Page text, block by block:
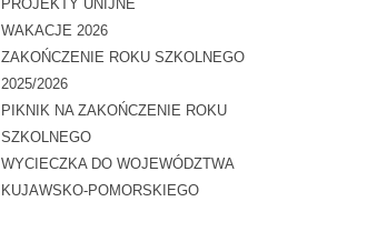
PROJEKTY UNIJNE
WAKACJE 2026
ZAKOŃCZENIE ROKU SZKOLNEGO
2025/2026
PIKNIK NA ZAKOŃCZENIE ROKU
SZKOLNEGO
WYCIECZKA DO WOJEWÓDZTWA
KUJAWSKO-POMORSKIEGO